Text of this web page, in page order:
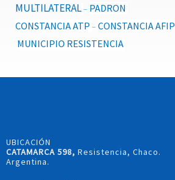
MULTILATERAL– PADRON
CONSTANCIA ATP – CONSTANCIA AFIP
MUNICIPIO RESISTENCIA
UBICACIÓN
CATAMARCA 598, Resistencia, Chaco.
Argentina.